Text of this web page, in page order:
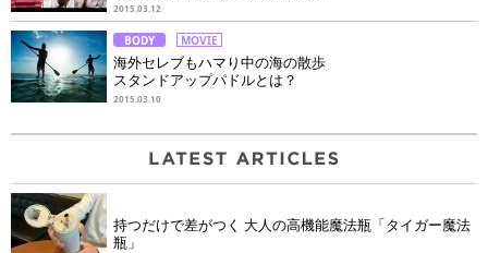
2015.03.12
BODY MOVIE
海外セレブもハマり中の海の散歩
スタンドアップパドルとは？
2015.03.10
持つだけで差がつく 大人の高機能魔法瓶「タイガー魔法
瓶」